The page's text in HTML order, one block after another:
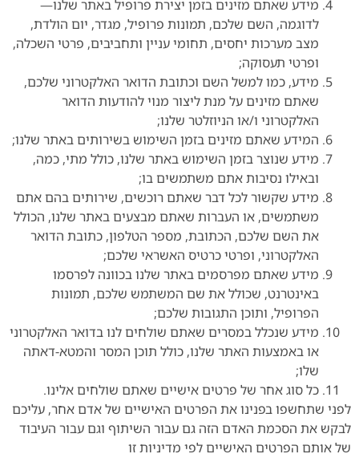
מידע שאתם מזינים בזמן יצירת פרופיל באתר שלנו—
לדוגמה, השם שלכם, תמונות פרופיל, מגדר, יום הולדת,
מצב מערכות יחסים, תחומי עניין ותחביבים, פרטי השכלה,
ופרטי תעסוקה;
מידע, כמו למשל השם וכתובת הדואר האלקטרוני שלכם,
שאתם מזינים על מנת ליצור מנוי להודעות הדואר
האלקטרוני ו/או הניוזלטר שלנו;
המידע שאתם מזינים בזמן השימוש בשירותים באתר שלנו;
מידע שנוצר בזמן השימוש באתר שלנו, כולל מתי, כמה,
ובאילו נסיבות אתם משתמשים בו;
מידע שקשור לכל דבר שאתם רוכשים, שירותים בהם אתם
משתמשים, או העברות שאתם מבצעים באתר שלנו, הכולל
את השם שלכם, הכתובת, מספר הטלפון, כתובת הדואר
האלקטרוני, ופרטי כרטיס האשראי שלכם;
מידע שאתם מפרסמים באתר שלנו בכוונה לפרסמו
באינטרנט, שכולל את שם המשתמש שלכם, תמונות
הפרופיל, ותוכן התגובות שלכם;
מידע שנכלל במסרים שאתם שולחים לנו בדואר האלקטרוני
או באמצעות האתר שלנו, כולל תוכן המסר והמטא-דאתה
שלו;
כל סוג אחר של פרטים אישיים שאתם שולחים אלינו.
לפני שתחשפו בפנינו את הפרטים האישיים של אדם אחר, עליכם
לבקש את הסכמת האדם הזה גם עבור השיתוף וגם עבור העיבוד
של אותם הפרטים האישיים לפי מדיניות זו